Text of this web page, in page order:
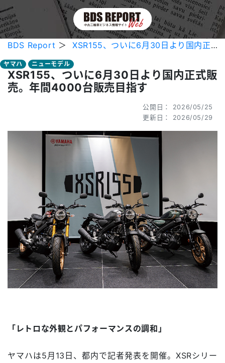
BDS Report ＞ XSR155、ついに6月30日より国内正式販売。年間4000台販売目指す
ヤマハ ニューモデル
XSR155、ついに6月30日より国内正式販
売。年間4000台販売目指す
公開日： 2026/05/25
更新日： 2026/05/29
「レトロな外観とパフォーマンスの調和」
ヤマハは5月13日、都内で記者発表を開催。XSRシリー